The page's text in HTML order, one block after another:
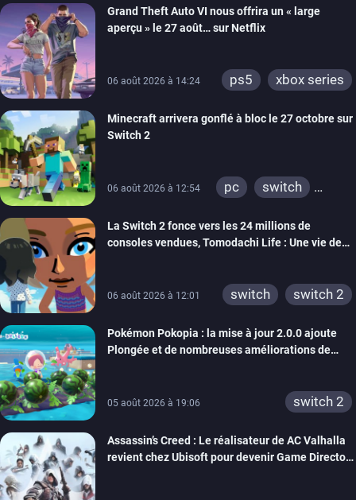
Grand Theft Auto VI nous offrira un « large
aperçu » le 27 août… sur Netflix
06 août 2026 à 14:24 ps5 xbox series
Minecraft arrivera gonflé à bloc le 27 octobre sur
Switch 2
06 août 2026 à 12:54 pc
switch
xbox one
wiiu
3ds
ps3
switch 2
La Switch 2 fonce vers les 24 millions de
consoles vendues, Tomodachi Life : Une vie de
06 août 2026 à 12:01 switch switch 2
Pokémon Pokopia : la mise à jour 2.0.0 ajoute
Plongée et de nombreuses améliorations de
05 août 2026 à 19:06 switch 2
Assassin’s Creed : Le réalisateur de AC Valhalla
revient chez Ubisoft pour devenir Game Director